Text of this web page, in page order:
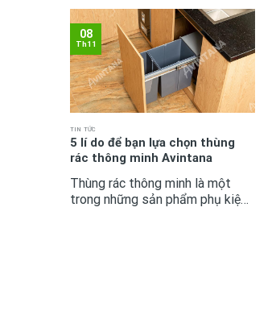
TIN TỨC
5 lí do để bạn lựa chọn thùng
rác thông minh Avintana
Thùng rác thông minh là một
trong những sản phẩm phụ kiện
08
Th11